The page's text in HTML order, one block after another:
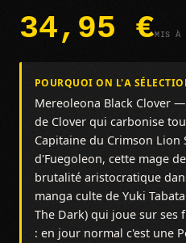
34,95 €MIS À
POURQUOI ON L'A
Mereoleona Black Clover
de Clover qui carbonise
Capitaine du Crimson
d'Fuegoleon, cette mage
brutalité aristocratique
manga culte de Yuki
The Dark) qui joue sur ses
: en jour normal c'est une